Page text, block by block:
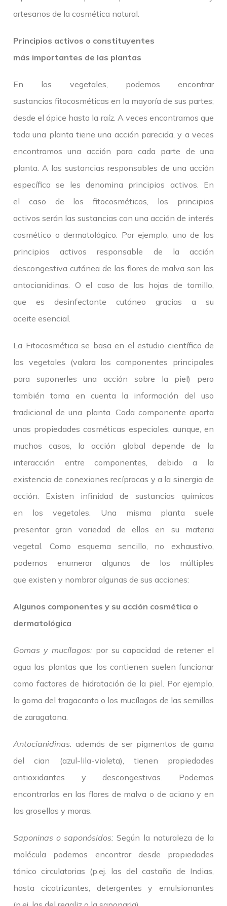
artesanos de la cosmética natural.
Principios activos o constituyentes
más importantes de las plantas
En los vegetales, podemos encontrar
sustancias fitocosméticas en la mayoría de sus partes;
desde el ápice hasta la raíz. A veces encontramos que
toda una planta tiene una acción parecida, y a veces
encontramos una acción para cada parte de una
planta. A las sustancias responsables de una acción
específica se les denomina principios activos. En
el caso de los fitocosméticos, los principios
activos serán las sustancias con una acción de interés
cosmético o dermatológico. Por ejemplo, uno de los
principios activos responsable de la acción
descongestiva cutánea de las flores de malva son las
antocianidinas. O el caso de las hojas de tomillo,
que es desinfectante cutáneo gracias a su
aceite esencial.
La Fitocosmética se basa en el estudio científico de
los vegetales (valora los componentes principales
para suponerles una acción sobre la piel) pero
también toma en cuenta la información del uso
tradicional de una planta. Cada componente aporta
unas propiedades cosméticas especiales, aunque, en
muchos casos, la acción global depende de la
interacción entre componentes, debido a la
existencia de conexiones recíprocas y a la sinergia de
acción. Existen infinidad de sustancias químicas
en los vegetales. Una misma planta suele
presentar gran variedad de ellos en su materia
vegetal. Como esquema sencillo, no exhaustivo,
podemos enumerar algunos de los múltiples
que existen y nombrar algunas de sus acciones:
Algunos componentes y su acción cosmética o
dermatológica
Gomas y mucílagos: por su capacidad de retener el
agua las plantas que los contienen suelen funcionar
como factores de hidratación de la piel. Por ejemplo,
la goma del tragacanto o los mucílagos de las semillas
de zaragatona.
Antocianidinas: además de ser pigmentos de gama
del cian (azul-lila-violeta), tienen propiedades
antioxidantes y descongestivas. Podemos
encontrarlas en las flores de malva o de aciano y en
las grosellas y moras.
Saponinas o saponósidos: Según la naturaleza de la
molécula podemos encontrar desde propiedades
tónico circulatorias (p.ej. las del castaño de Indias,
hasta cicatrizantes, detergentes y emulsionantes